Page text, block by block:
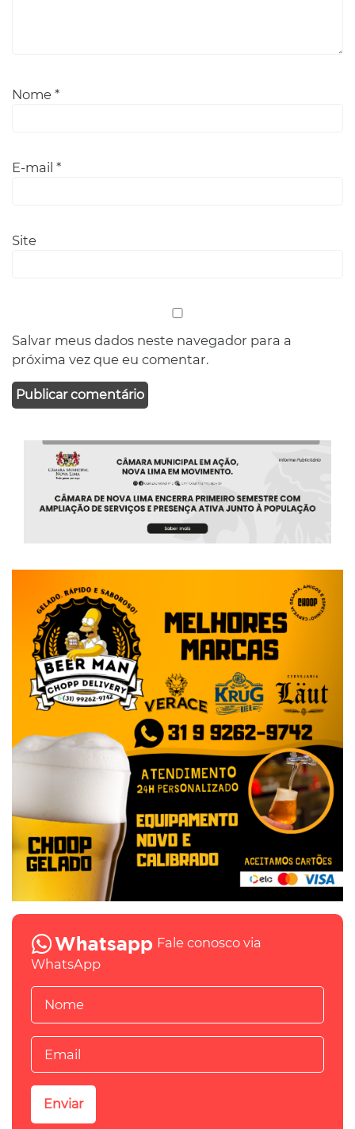
Nome *
E-mail *
Site
Salvar meus dados neste navegador para a
próxima vez que eu comentar.
Fale conosco via
WhatsApp